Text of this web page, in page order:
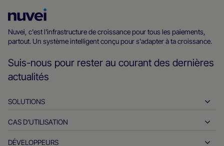
d’accueil
Nuvei
Nuvei, c'est l'infrastructure de croissance pour tous les paiements,
partout. Un système intelligent conçu pour s'adapter à ta croissance.
Suis-nous pour rester au courant des dernières
actualités
SOLUTIONS
Encaissements
Décaissements
CAS D’UTILISATION
L'hospitalité
DÉVELOPPEURS